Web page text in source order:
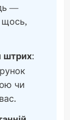
—
щось,
штрих:
чи